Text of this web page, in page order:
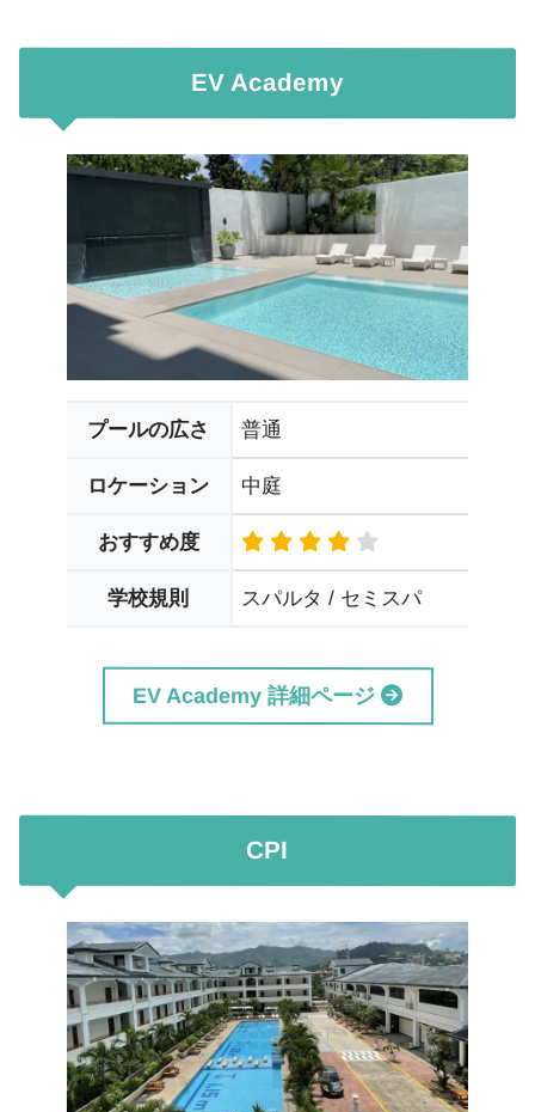
EV Academy
プールの広さ 普通
ロケーション 中庭
おすすめ度
学校規則 スパルタ / セミスパ
EV Academy 詳細ページ
CPI